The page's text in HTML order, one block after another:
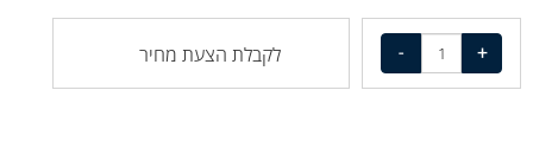
לקבלת הצעת מחיר